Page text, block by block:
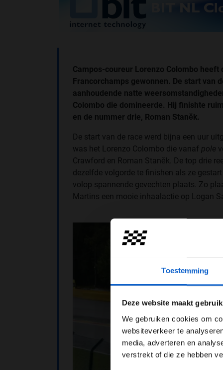
Toestemming
Deze website maakt
We gebruiken cookies om
websiteverkeer te
media, adverteren en
verstrekt of die ze hebben
Campos-coureur Lorenzo Colombo
Francorchamps gewonnen. De start van
aanhoudende natte
Colombo die domineerde. Hij finishte
en de nummer drie, Roman Staněk.
De start van de race werd bijna een uur
was het Lorenzo Colombo die vanaf pole
Crawford en Roman Staněk. De top drie
dezelfde volgorde te finishen als ze
volop spannende gevechten plaats. Zo
Martins een mooie inhaalactie op Logan